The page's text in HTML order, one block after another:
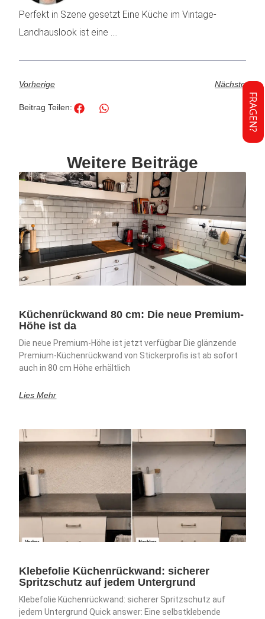
Perfekt in Szene gesetzt Eine Küche im Vintage-
Landhauslook ist eine ....
Vorherige Nächste
Beitrag Teilen:
Weitere Beiträge
Küchenrückwand 80 cm: Die neue Premium-
Höhe ist da
Die neue Premium-Höhe ist jetzt verfügbar Die glänzende
Premium-Küchenrückwand von Stickerprofis ist ab sofort
auch in 80 cm Höhe erhältlich
Lies Mehr
Klebefolie Küchenrückwand: sicherer
Spritzschutz auf jedem Untergrund
Klebefolie Küchenrückwand: sicherer Spritzschutz auf
jedem Untergrund Quick answer: Eine selbstklebende
FRAGEN?